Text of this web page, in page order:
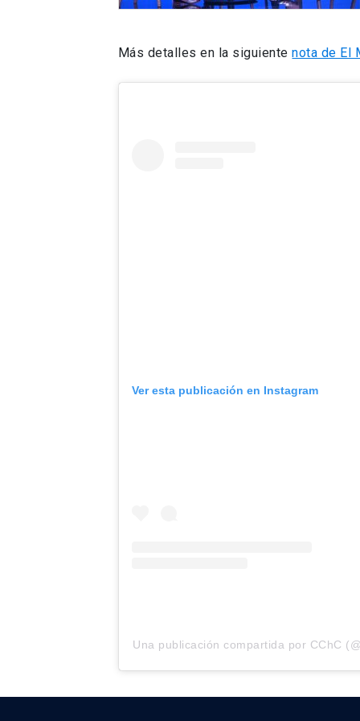
Más detalles en la siguientenota de El
Ver esta publicación en Instagram
Una publicación compartida por CChC